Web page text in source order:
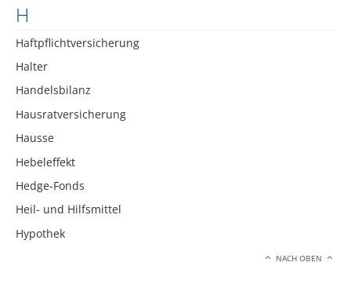
H
Haftpflichtversicherung
Halter
Handelsbilanz
Hausratversicherung
Hausse
Hebeleffekt
Hedge-Fonds
Heil- und Hilfsmittel
Hypothek
NACH OBEN